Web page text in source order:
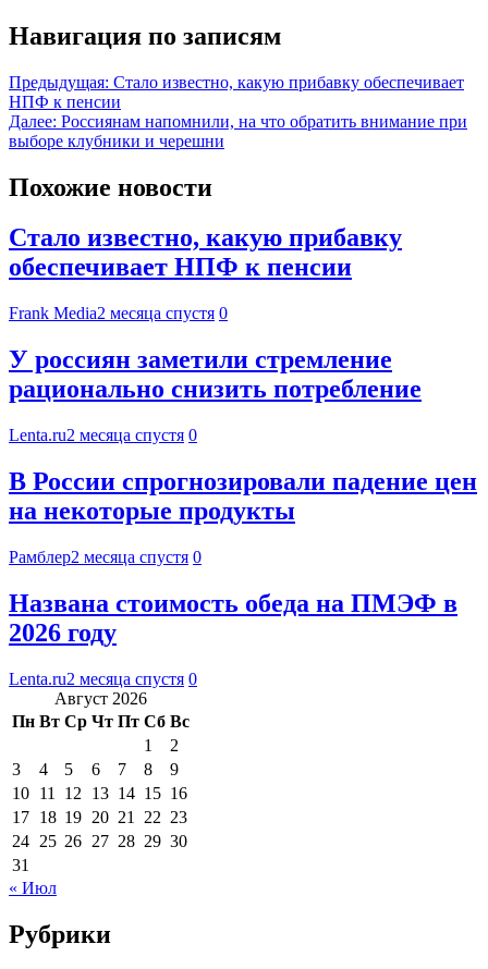
Навигация по записям
Предыдущая: Стало известно, какую прибавку обеспечивает
НПФ к пенсии
Далее: Россиянам напомнили, на что обратить внимание при
выборе клубники и черешни
Похожие новости
Стало известно, какую прибавку
обеспечивает НПФ к пенсии
Frank Media2 месяца спустя 0
У россиян заметили стремление
рационально снизить потребление
Lenta.ru2 месяца спустя 0
В России спрогнозировали падение цен
на некоторые продукты
Рамблер2 месяца спустя 0
Названа стоимость обеда на ПМЭФ в
2026 году
Lenta.ru2 месяца спустя 0
Август 2026
Пн Вт Ср Чт Пт Сб Вс
1
2
3
4 5 6 7 8
9
10 11 12 13 14 15 16
17 18 19 20 21 22 23
24 25 26 27 28 29 30
31
« Июл
Рубрики